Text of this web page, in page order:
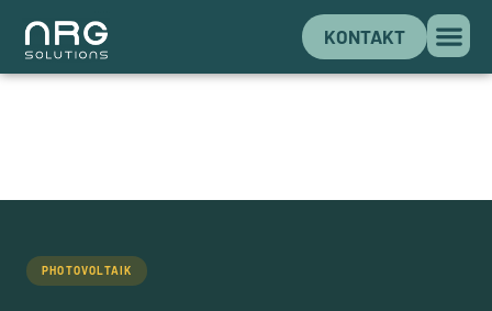
KONTAKT
PHOTOVOLTAIK